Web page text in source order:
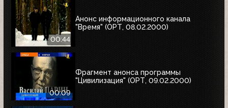
00:44
Анонс информационного канала
"Время" (ОРТ, 08.02.2000)
00:09
Фрагмент анонса программы
"Цивилизация" (ОРТ, 09.02.2000)